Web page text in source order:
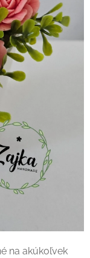
na akúkoľvek